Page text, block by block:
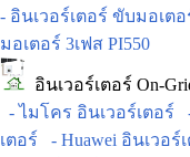
- อินเวอร์เตอร์ ขับมอเต
มอเตอร์ 3เฟส PI550
อินเวอร์เตอร์ On-
- ไมโคร อินเวอร์เตอร์
เตอร์
- Huawei อินเวอร์